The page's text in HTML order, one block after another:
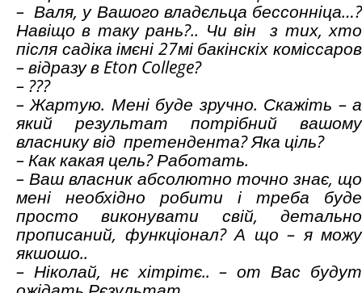
– Валя, у Вашого владєльца бессонніца…?
Навіщо в таку рань?.. Чи він з тих, хто
після садіка імєні 27мі бакінскіх коміссаров
– відразу в Eton College?
– ???
– Жартую. Мені буде зручно. Скажіть – а
який результат потрібний вашому
власнику від претендента? Яка ціль?
– Как какая цель? Работать.
– Ваш власник абсолютно точно знає, що
мені необхідно робити і треба буде
просто виконувати свій, детально
прописаний, функціонал? А що – я можу
якшошо..
– Ніколай, нє хітрітє.. – от Вас будут